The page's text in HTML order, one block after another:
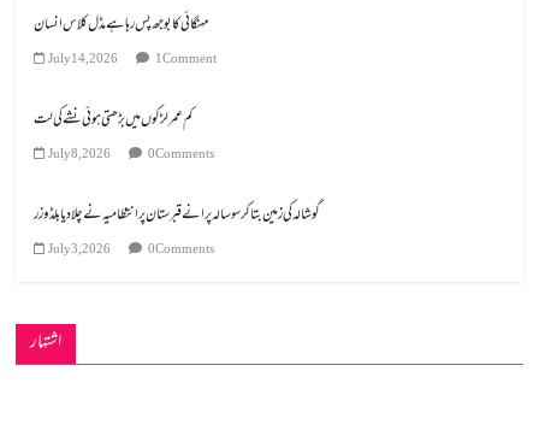
مہنگائی کا بوجھ پس رہا ہے مڈل کلاس انسان
July 14, 2026 1 Comment
کم عمر لڑکوں میں بڑھتی ہوئی نشے کی لت
July 8, 2026 0 Comments
گوشالہ کی زمین بتا کر سوسالہ پرانے قبرستان پر انتظامیہ نے چلا دیا بلڈوزر
July 3, 2026 0 Comments
اشتہار